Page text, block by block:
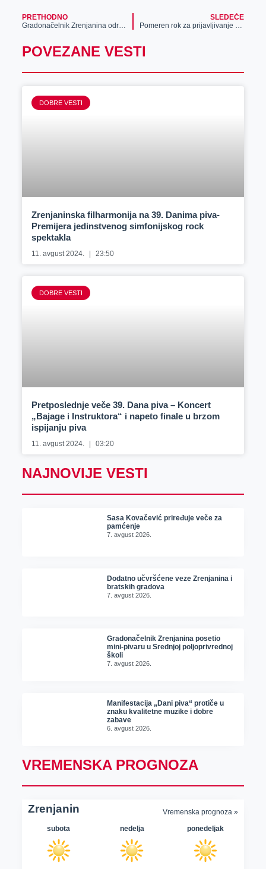
PRETHODNO
Gradonačelnik Zrenjanina održao sastanak s predstavnicima Linglonga, prioritet zapošljavanje i zaštita životne sredine
SLEDEĆE
Pomeren rok za prijavljivanje za besplatne informatičke obuke
POVEZANE VESTI
DOBRE VESTI
Zrenjaninska filharmonija na 39. Danima piva-
Premijera jedinstvenog simfonijskog rock
spektakla
11. avgust 2024. 23:50
DOBRE VESTI
Pretposlednje veče 39. Dana piva – Koncert
„Bajage i Instruktora“ i napeto finale u brzom
ispijanju piva
11. avgust 2024. 03:20
NAJNOVIJE VESTI
Sasa Kovačević priređuje veče za
pamćenje
7. avgust 2026.
Dodatno učvršćene veze Zrenjanina i
bratskih gradova
7. avgust 2026.
Gradonačelnik Zrenjanina posetio
mini-pivaru u Srednjoj poljoprivrednoj
školi
7. avgust 2026.
Manifestacija „Dani piva“ protiče u
znaku kvalitetne muzike i dobre
zabave
6. avgust 2026.
VREMENSKA PROGNOZA